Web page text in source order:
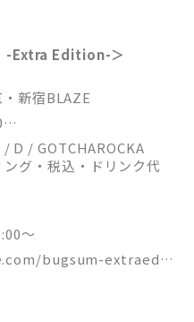
sf/word/00000053
-Extra Edition-＞
新宿BLAZE
D / GOTCHAROCKA
グ・税込・ドリンク代
～
bugsum-extraediti